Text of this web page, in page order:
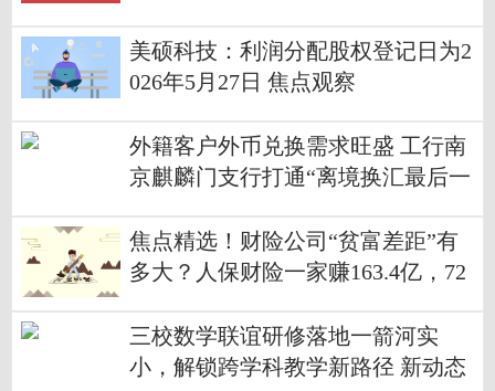
美硕科技：利润分配股权登记日为2
026年5月27日 焦点观察
外籍客户外币兑换需求旺盛 工行南
京麒麟门支行打通“离境换汇最后一
焦点精选！财险公司“贫富差距”有
多大？人保财险一家赚163.4亿，72
三校数学联谊研修落地一箭河实
小，解锁跨学科教学新路径 新动态